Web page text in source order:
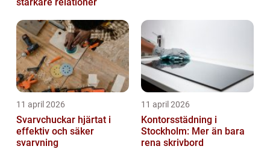
11 april 2026
Svarvchuckar hjärtat i
effektiv och säker
svarvning
11 april 2026
Kontorsstädning i
Stockholm: Mer än bara
rena skrivbord